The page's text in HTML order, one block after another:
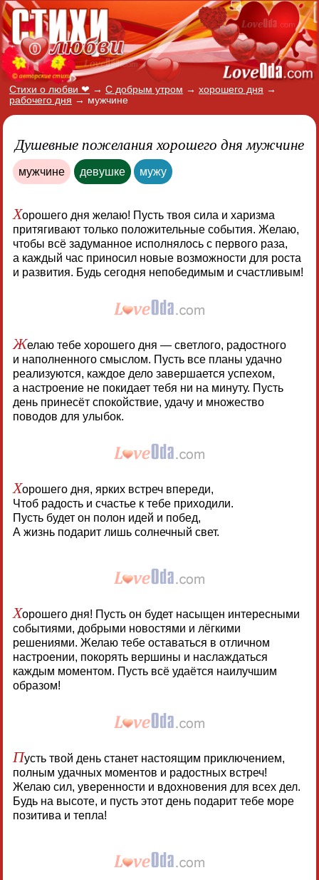
Стихи о любви ❤ → С добрым утром → хорошего дня →
рабочего дня → мужчине
Душевные пожелания хорошего дня мужчине
мужчине девушке мужу
Хорошего дня желаю! Пусть твоя сила и харизма
притягивают только положительные события. Желаю,
чтобы всё задуманное исполнялось с первого раза,
а каждый час приносил новые возможности для роста
и развития. Будь сегодня непобедимым и счастливым!
Желаю тебе хорошего дня — светлого, радостного
и наполненного смыслом. Пусть все планы удачно
реализуются, каждое дело завершается успехом,
а настроение не покидает тебя ни на минуту. Пусть
день принесёт спокойствие, удачу и множество
поводов для улыбок.
Хорошего дня, ярких встреч впереди,
Чтоб радость и счастье к тебе приходили.
Пусть будет он полон идей и побед,
А жизнь подарит лишь солнечный свет.
Хорошего дня! Пусть он будет насыщен интересными
событиями, добрыми новостями и лёгкими
решениями. Желаю тебе оставаться в отличном
настроении, покорять вершины и наслаждаться
каждым моментом. Пусть всё удаётся наилучшим
образом!
Пусть твой день станет настоящим приключением,
полным удачных моментов и радостных встреч!
Желаю сил, уверенности и вдохновения для всех дел.
Будь на высоте, и пусть этот день подарит тебе море
позитива и тепла!